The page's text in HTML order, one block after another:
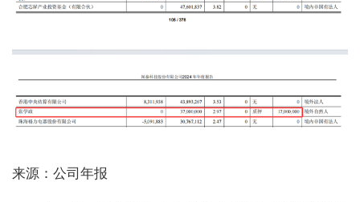
来源：公司年报